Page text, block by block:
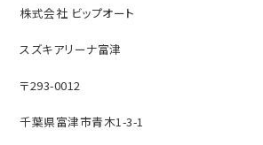
株式会社 ビップオート
スズキアリーナ富津
〒293-0012
千葉県富津市青木1-3-1